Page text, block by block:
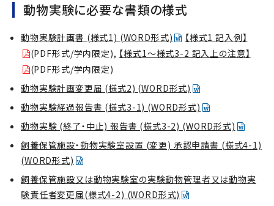
動物実験に必要な書類の様式
動物実験計画書 (様式1) (WORD形式)
【様式1 記入例】
(PDF形式/学内限定), 【様式1～様式3-2 記入上の注意】
(PDF形式/学内限定)
動物実験計画変更届 (様式2) (WORD形式)
動物実験経過報告書 (様式3-1) (WORD形式)
動物実験 (終了・中止) 報告書 (様式3-2) (WORD形式)
飼養保管施設・動物実験室設置 (変更) 承認申請書 (様式4-1)
(WORD形式)
飼養保管施設又は動物実験室の実験動物管理者又は動物実
験責任者変更届(様式4-2) (WORD形式)